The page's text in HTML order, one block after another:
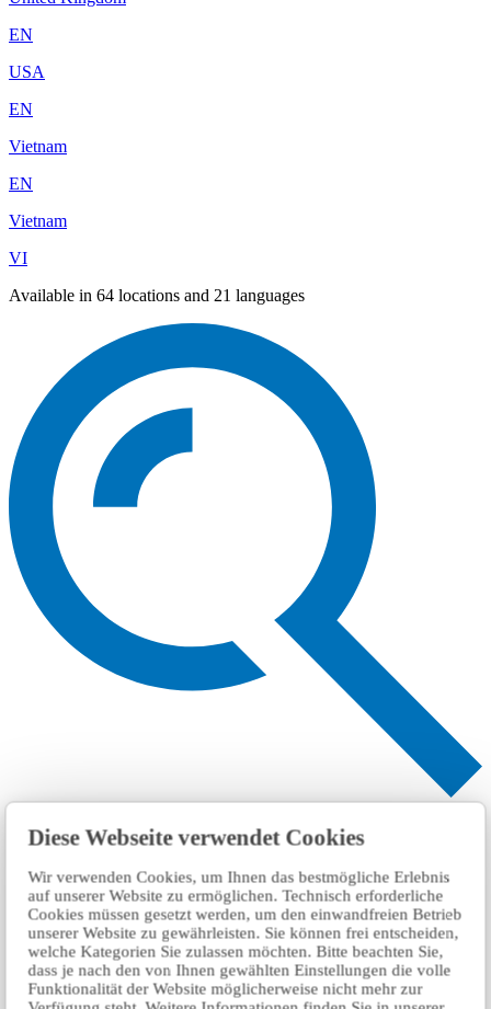
Diese Webseite verwendet Cookies
Wir verwenden Cookies, um Ihnen das bestmögliche Erlebnis
auf unserer Website zu ermöglichen. Technisch erforderliche
Cookies müssen gesetzt werden, um den einwandfreien Betrieb
unserer Website zu gewährleisten. Sie können frei entscheiden,
welche Kategorien Sie zulassen möchten. Bitte beachten Sie,
dass je nach den von Ihnen gewählten Einstellungen die volle
Funktionalität der Website möglicherweise nicht mehr zur
EN
USA
EN
Vietnam
EN
Vietnam
VI
Available in 64 locations and 21 languages